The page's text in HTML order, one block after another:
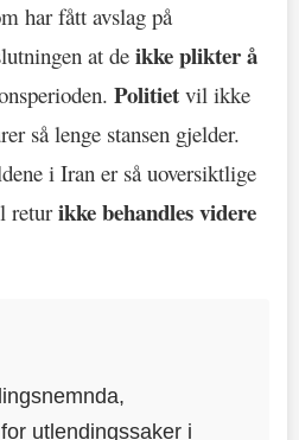
har fått avslag på
at deikke plikter å
Politiet vil ikke
så lenge stansen gjelder.
i Iran er så uoversiktlige
returikke behandles videre
utlendingssaker i